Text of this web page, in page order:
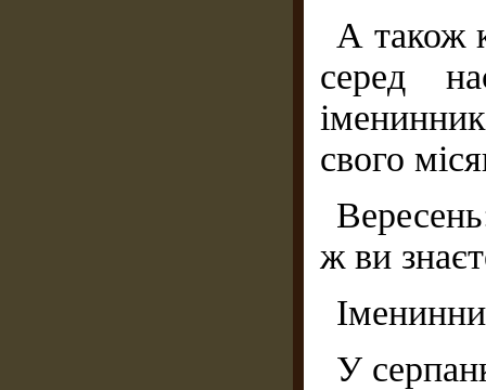
А також
серед
свого
ж ви
У